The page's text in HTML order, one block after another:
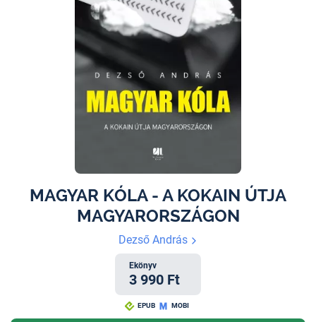
MAGYAR KÓLA - A KOKAIN ÚTJA
MAGYARORSZÁGON
Dezső András
Ekönyv
3 990 Ft
EPUB MOBI